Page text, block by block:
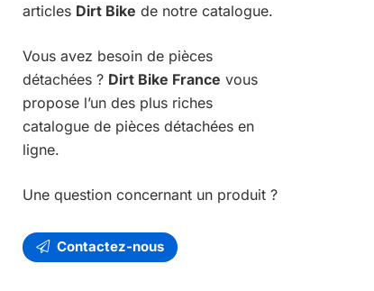
articles Dirt Bike de notre catalogue.
Vous avez besoin de pièces
détachées ? Dirt Bike France vous
propose l’un des plus riches
catalogue de pièces détachées en
ligne.
Une question concernant un produit ?
Contactez-nous